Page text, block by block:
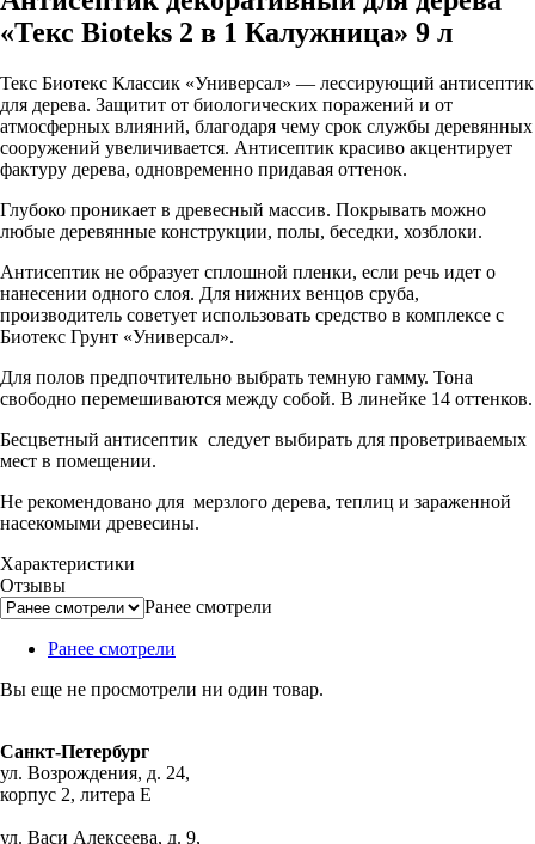
«Текс Bioteks 2 в 1 Калужница» 9 л
Текс Биотекс Классик «Универсал» — лессирующий антисептик
для дерева. Защитит от биологических поражений и от
атмосферных влияний, благодаря чему срок службы деревянных
сооружений увеличивается. Антисептик красиво акцентирует
фактуру дерева, одновременно придавая оттенок.
Глубоко проникает в древесный массив. Покрывать можно
любые деревянные конструкции, полы, беседки, хозблоки.
Антисептик не образует сплошной пленки, если речь идет о
нанесении одного слоя. Для нижних венцов сруба,
производитель советует использовать средство в комплексе с
Биотекс Грунт «Универсал».
Для полов предпочтительно выбрать темную гамму. Тона
свободно перемешиваются между собой. В линейке 14 оттенков.
Бесцветный антисептик следует выбирать для проветриваемых
мест в помещении.
Не рекомендовано для мерзлого дерева, теплиц и зараженной
насекомыми древесины.
Характеристики
Отзывы
Ранее смотрели
Ранее смотрели
Вы еще не просмотрели ни один товар.
Санкт-Петербург
ул. Возрождения, д. 24,
корпус 2, литера Е
ул. Васи Алексеева, д. 9,